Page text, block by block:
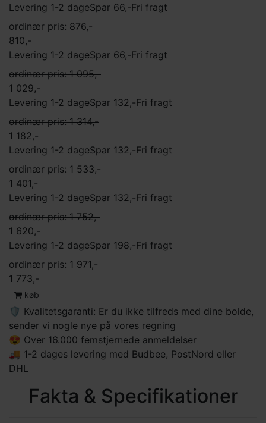
Levering 1-2 dageSpar 66,-Fri fragt
ordinær pris: 876,-
810,-
Levering 1-2 dageSpar 66,-Fri fragt
ordinær pris: 1 095,-
1 029,-
Levering 1-2 dageSpar 132,-Fri fragt
ordinær pris: 1 314,-
1 182,-
Levering 1-2 dageSpar 132,-Fri fragt
ordinær pris: 1 533,-
1 401,-
Levering 1-2 dageSpar 132,-Fri fragt
ordinær pris: 1 752,-
1 620,-
Levering 1-2 dageSpar 198,-Fri fragt
ordinær pris: 1 971,-
1 773,-
køb
🛡 Kvalitetsgaranti: Er du ikke tilfreds med dine bolde,
sender vi nogle nye på vores regning
😍 Over 16.000 femstjernede anmeldelser
🚚 1-2 dages levering med Budbee, PostNord eller
DHL
Fakta & Specifikationer